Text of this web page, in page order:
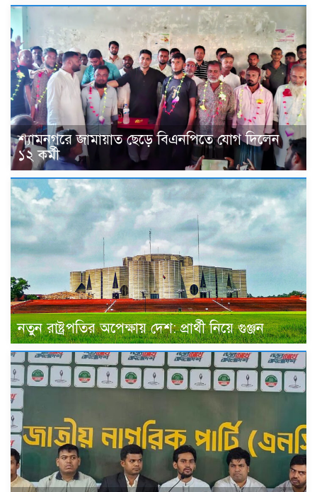
শ্যামনগরে জামায়াত ছেড়ে বিএনপিতে যোগ দিলেন
১২ কর্মী
নতুন রাষ্ট্রপতির অপেক্ষায় দেশ: প্রার্থী নিয়ে গুঞ্জন